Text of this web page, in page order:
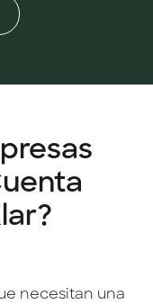
necesitan una